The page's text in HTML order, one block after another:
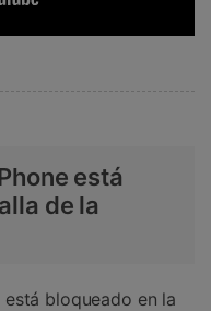
está
de la
bloqueado en la